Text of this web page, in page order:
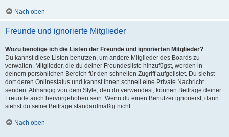
Nach oben
Freunde und ignorierte Mitglieder
Wozu benötige ich die Listen der Freunde und ignorierten Mitglieder?
Du kannst diese Listen benutzen, um andere Mitglieder des Boards zu
verwalten. Mitglieder, die du deiner Freundesliste hinzufügst, werden in
deinem persönlichen Bereich für den schnellen Zugriff aufgelistet. Du siehst
dort deren Onlinestatus und kannst ihnen schnell eine Private Nachricht
senden. Abhängig von dem Style, den du verwendest, können Beiträge deiner
Freunde auch hervorgehoben sein. Wenn du einen Benutzer ignorierst, dann
siehst du seine Beiträge standardmäßig nicht.
Nach oben